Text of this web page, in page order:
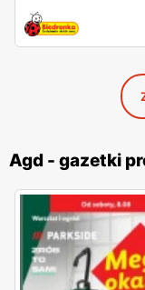
Agd - gazetki